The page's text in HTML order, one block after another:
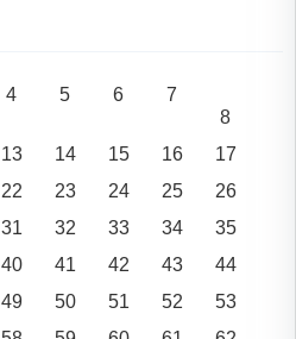
4 5 6
7
8
13 14 15 16
17
22 23 24 25
26
31 32 33 34
35
40 41 42 43
44
49 50 51 52
53